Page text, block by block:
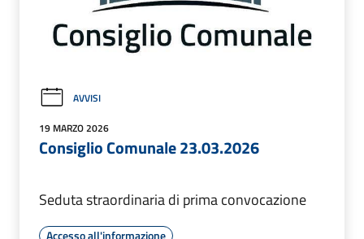
AVVISI
19 MARZO 2026
Consiglio Comunale 23.03.2026
Seduta straordinaria di prima convocazione
Accesso all'informazione